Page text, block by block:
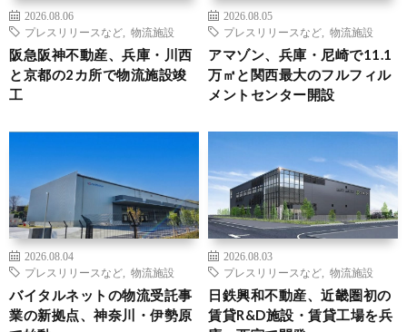
2026.08.06
プレスリリースなど
物流施設
阪急阪神不動産、兵庫・川西
と京都の2カ所で物流施設竣
工
2026.08.05
プレスリリースなど
物流施設
アマゾン、兵庫・尼崎で11.1
万㎡と関西最大のフルフィル
メントセンター開設
2026.08.04
プレスリリースなど
物流施設
バイタルネットの物流受託事
業の新拠点、神奈川・伊勢原
2026.08.03
プレスリリースなど
物流施設
日鉄興和不動産、近畿圏初の
賃貸R&D施設・賃貸工場を兵